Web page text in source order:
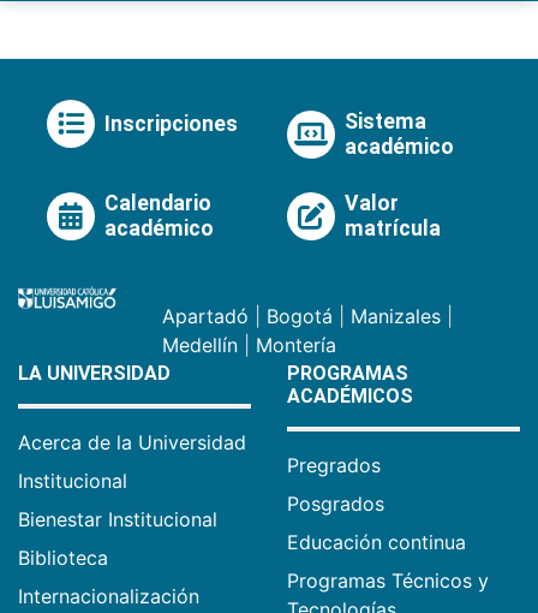
Inscripciones
Sistema
académico
Calendario
académico
Valor
matrícula
Apartadó Bogotá Manizales
Medellín
Montería
LA UNIVERSIDAD
Acerca de la Universidad
Institucional
Bienestar Institucional
Biblioteca
Internacionalización
PROGRAMAS
ACADÉMICOS
Pregrados
Posgrados
Educación continua
Programas Técnicos y